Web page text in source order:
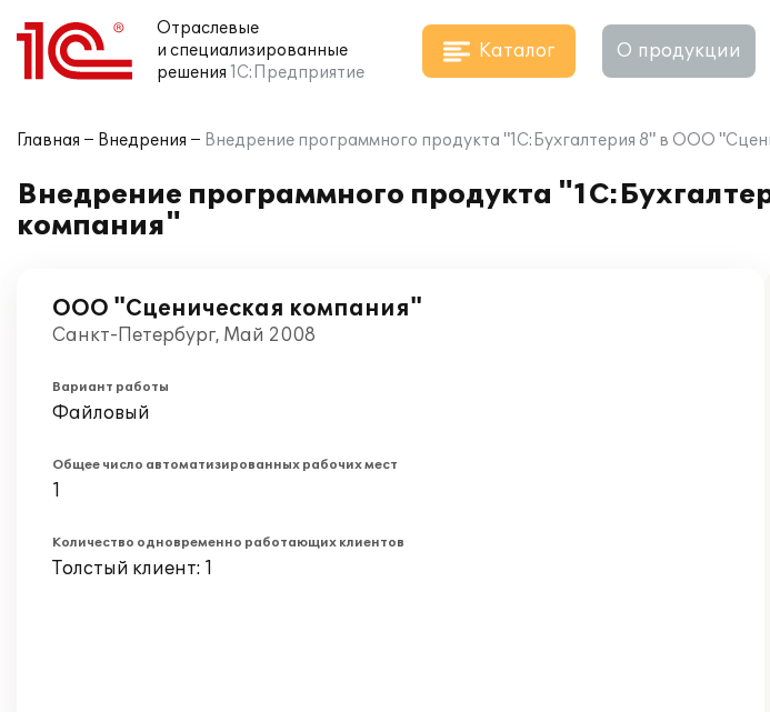
Отраслевые
и специализированные
решения 1С:Предприятие
Каталог О продукции
Главная Внедрения Внедрение программного продукта "1С:Бухгалтерия 8" в ООО
Внедрение программного продукта
компания"
ООО "Сценическая компания"
Санкт-Петербург, Май 2008
Вариант работы
Файловый
Общее число автоматизированных рабочих мест
1
Количество одновременно работающих клиентов
Толстый клиент: 1